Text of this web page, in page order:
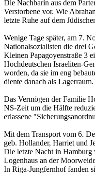
Die Nachbarin aus dem
Verstorbene vor. Wie
letzte Ruhe auf dem
Wenige Tage später, am 7.
Nationalsozialisten die drei
Kleinen Papagoyenstraße 3
Hochdeutschen Israeliten-
worden, da sie im eng
diente danach als Lagerraum.
Das Vermögen der Familie
NS-Zeit um die Hälfte
erlassene
Mit dem Transport vom 6.
geb. Hollander, Harriet und
Die letzte Nacht in Hamburg
Logenhaus an der
In Riga-Jungfernhof fanden